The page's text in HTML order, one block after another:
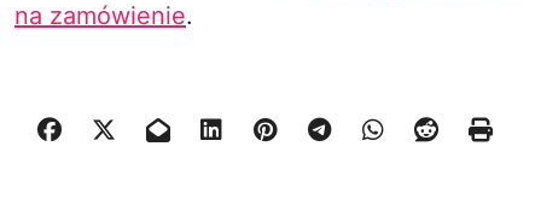
na zamówienie.